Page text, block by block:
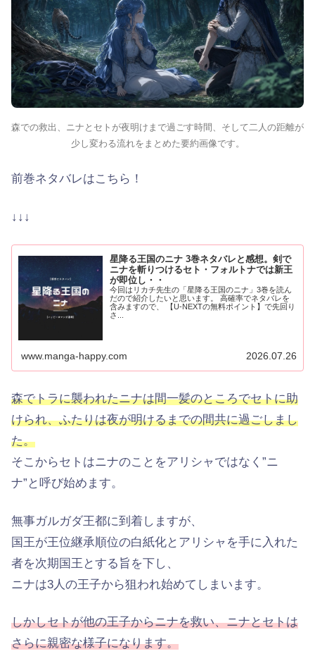
森での救出、ニナとセトが夜明けまで過ごす時間、そして二人の距離が
少し変わる流れをまとめた要約画像です。
前巻ネタバレはこちら！
↓↓↓
星降る王国のニナ 3巻ネタバレと感想。剣で
ニナを斬りつけるセト・フォルトナでは新王
が即位し・・
今回はリカチ先生の「星降る王国のニナ」3巻を読ん
だので紹介したいと思います。 高確率でネタバレを
含みますので、 【U-NEXTの無料ポイント】で先回り
さ...
www.manga-happy.com 2026.07.26
森でトラに襲われたニナは間一髪のところでセトに助
けられ、ふたりは夜が明けるまでの間共に過ごしまし
た。
そこからセトはニナのことをアリシャではなく”ニ
ナ”と呼び始めます。
無事ガルガダ王都に到着しますが、
国王が王位継承順位の白紙化とアリシャを手に入れた
者を次期国王とする旨を下し、
ニナは3人の王子から狙われ始めてしまいます。
しかしセトが他の王子からニナを救い、ニナとセトは
さらに親密な様子になります。